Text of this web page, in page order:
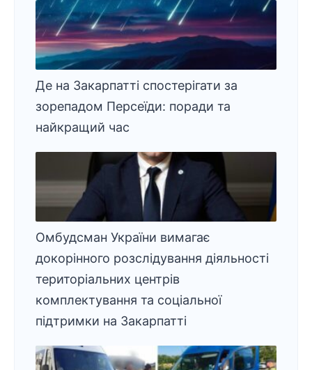
Де на Закарпатті спостерігати за
зорепадом Персеїди: поради та
найкращий час
Омбудсман України вимагає
докорінного розслідування діяльності
територіальних центрів
комплектування та соціальної
підтримки на Закарпатті